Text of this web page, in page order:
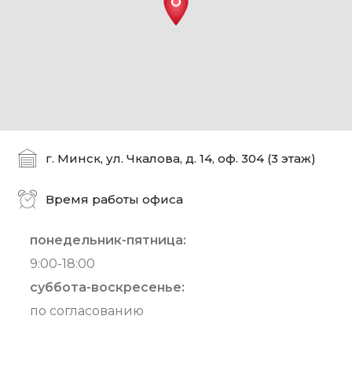
г. Минск, ул. Чкалова, д. 14, оф. 304 (3 этаж)
Время работы офиса
понедельник-пятница:
9:00-18:00
суббота-воскресенье:
по согласованию